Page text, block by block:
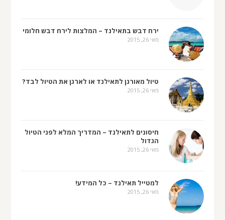
ירח דבש בתאילנד – המלצות לירח דבש חלומי
מאי 26, 2015
טיול מאורגן לתאילנד או לארגן את הטיול לבד?
מאי 26, 2015
חיסונים לתאילנד – המדריך המלא לפני הטיול
הגדול
מאי 26, 2015
למטייל תאילנד – כל המידע!
מאי 26, 2015